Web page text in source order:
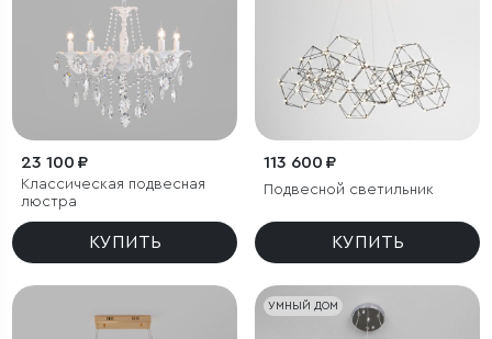
23 100 ₽
Классическая подвесная
люстра
КУПИТЬ
113 600 ₽
Подвесной светильник
КУПИТЬ
УМНЫЙ ДОМ